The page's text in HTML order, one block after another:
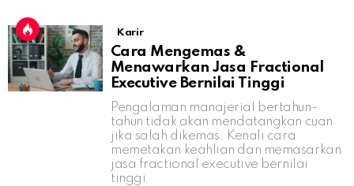
Karir
Cara Mengemas &
Menawarkan Jasa Fractional
Executive Bernilai Tinggi
Pengalaman manajerial bertahun-
tahun tidak akan mendatangkan cuan
jika salah dikemas. Kenali cara
memetakan keahlian dan memasarkan
jasa fractional executive bernilai
tinggi.